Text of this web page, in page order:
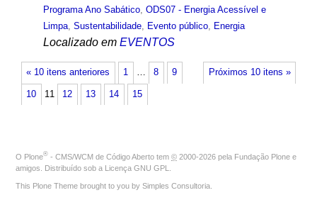
Programa Ano Sabático, ODS07 - Energia Acessível e
Limpa, Sustentabilidade, Evento público, Energia
Localizado em EVENTOS
« 10 itens anteriores Próximos 10 itens »
1 … 8 9
10 11 12 13 14 15
O Plone® - CMS/WCM de Código Aberto tem © 2000-2026 pela Fundação Plone e
amigos. Distribuído sob a Licença GNU GPL
This Plone Theme brought to you by Simples Consultoria